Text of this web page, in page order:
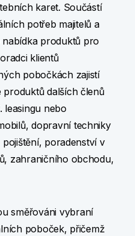
karet. Součástí
potřeb majitelů a
produktů pro
klientů
pobočkách zajistí
dalších členů
leasingu nebo
dopravní techniky
poradenství v
zahraničního obchodu,
směřováni vybraní
poboček, přičemž